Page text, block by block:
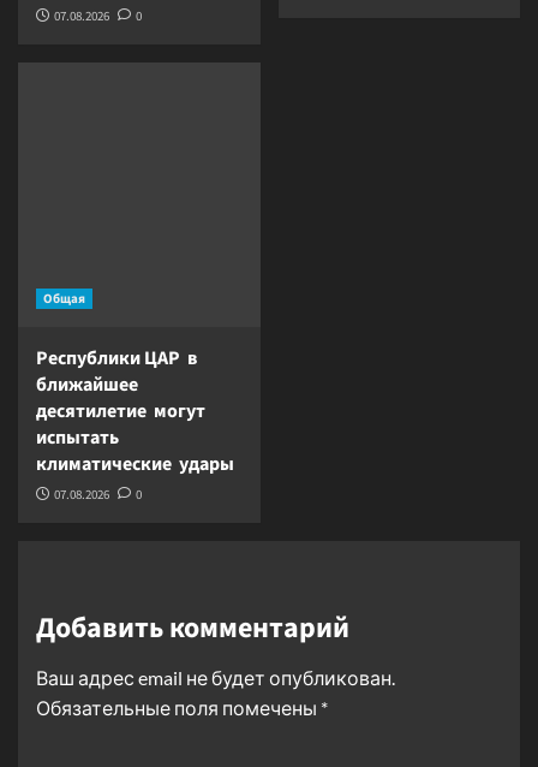
07.08.2026 0
Общая
Республики ЦАР в
ближайшее
десятилетие могут
испытать
климатические удары
07.08.2026 0
Добавить комментарий
Ваш адрес email не будет опубликован.
Обязательные поля помечены *